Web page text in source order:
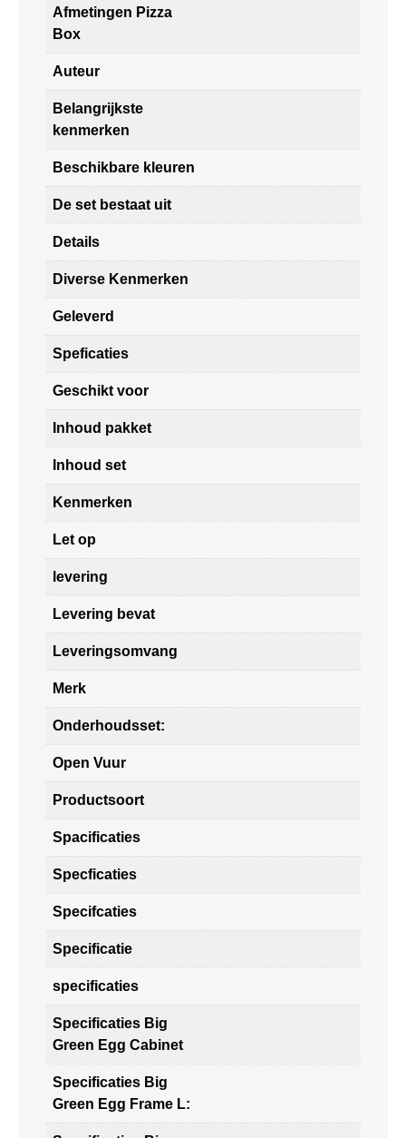
Afmetingen Pizza
Box
Auteur
Belangrijkste
kenmerken
Beschikbare kleuren
De set bestaat uit
Details
Diverse Kenmerken
Geleverd
Speficaties
Geschikt voor
Inhoud pakket
Inhoud set
Kenmerken
Let op
levering
Levering bevat
Leveringsomvang
Merk
Onderhoudsset:
Open Vuur
Productsoort
Spacificaties
Specficaties
Specifcaties
Specificatie
specificaties
Specificaties Big
Green Egg Cabinet
Specificaties Big
Green Egg Frame L: